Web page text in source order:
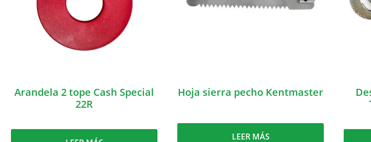
Arandela 2 tope Cash Special
22R
Hoja sierra pecho Kentmaster
LEER MÁS